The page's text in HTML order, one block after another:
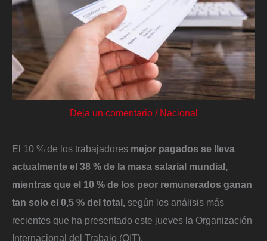
Deja un comentario / Nacional
El 10 % de los trabajadores mejor pagados se lleva
actualmente el 38 % de la masa salarial mundial,
mientras que el 10 % de los peor remunerados ganan
tan solo el 0,5 % del total, según los análisis más
recientes que ha presentado este jueves la Organización
Internacional del Trabajo (OIT).